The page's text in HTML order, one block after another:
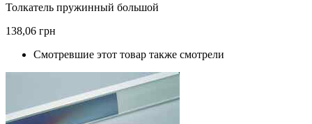
Толкатель пружинный большой
138,06 грн
Смотревшие этот товар также смотрели